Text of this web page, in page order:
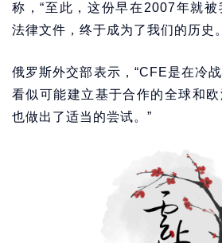
称，“至此，这份早在2007年就
法律文件，终于成为了我们的历史
俄罗斯外交部表示，“CFE是在冷
看似可能建立基于合作的全球和
也做出了适当的尝试。”